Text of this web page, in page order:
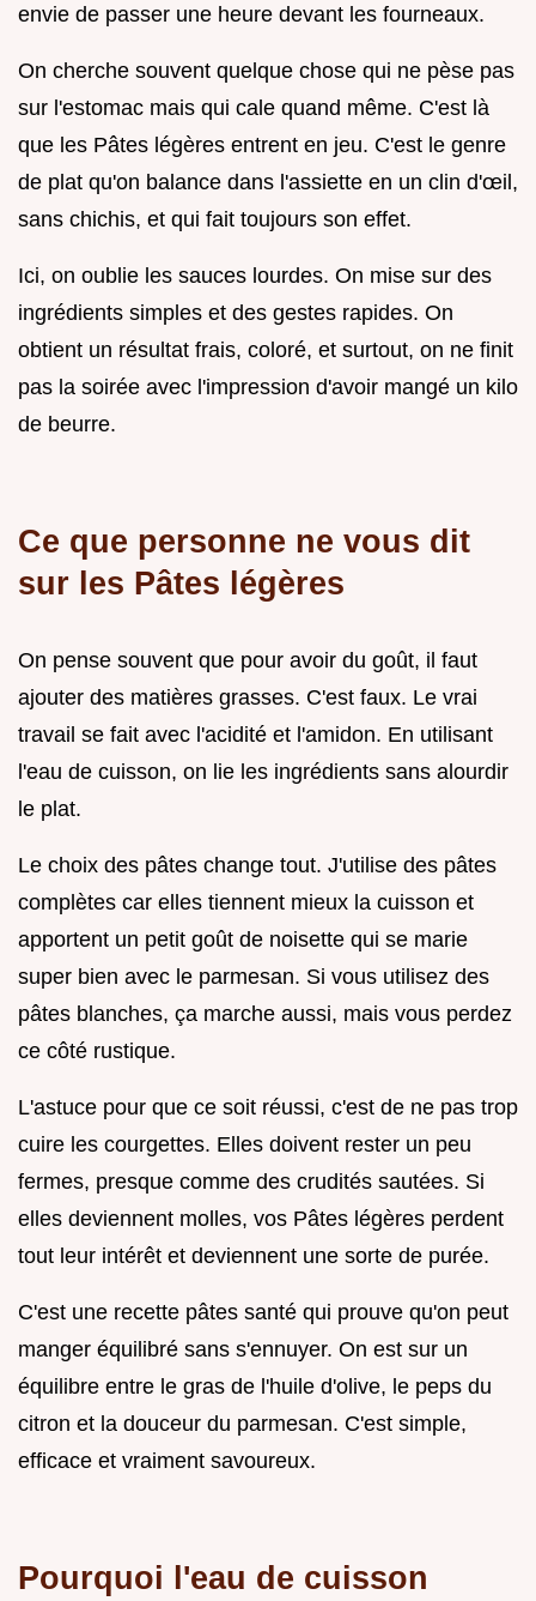
envie de passer une heure devant les fourneaux.
On cherche souvent quelque chose qui ne pèse pas
sur l'estomac mais qui cale quand même. C'est là
que les Pâtes légères entrent en jeu. C'est le genre
de plat qu'on balance dans l'assiette en un clin d'œil,
sans chichis, et qui fait toujours son effet.
Ici, on oublie les sauces lourdes. On mise sur des
ingrédients simples et des gestes rapides. On
obtient un résultat frais, coloré, et surtout, on ne finit
pas la soirée avec l'impression d'avoir mangé un kilo
de beurre.
Ce que personne ne vous dit
sur les Pâtes légères
On pense souvent que pour avoir du goût, il faut
ajouter des matières grasses. C'est faux. Le vrai
travail se fait avec l'acidité et l'amidon. En utilisant
l'eau de cuisson, on lie les ingrédients sans alourdir
le plat.
Le choix des pâtes change tout. J'utilise des pâtes
complètes car elles tiennent mieux la cuisson et
apportent un petit goût de noisette qui se marie
super bien avec le parmesan. Si vous utilisez des
pâtes blanches, ça marche aussi, mais vous perdez
ce côté rustique.
L'astuce pour que ce soit réussi, c'est de ne pas trop
cuire les courgettes. Elles doivent rester un peu
fermes, presque comme des crudités sautées. Si
elles deviennent molles, vos Pâtes légères perdent
tout leur intérêt et deviennent une sorte de purée.
C'est une recette pâtes santé qui prouve qu'on peut
manger équilibré sans s'ennuyer. On est sur un
équilibre entre le gras de l'huile d'olive, le peps du
citron et la douceur du parmesan. C'est simple,
efficace et vraiment savoureux.
Pourquoi l'eau de cuisson